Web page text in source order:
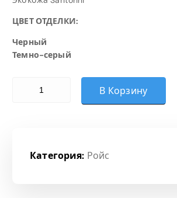
ЦВЕТ ОТДЕЛКИ:
Черный
Темно-серый
Количество товара М-704 РОЙС/
В Корзину
Категория: Ройс